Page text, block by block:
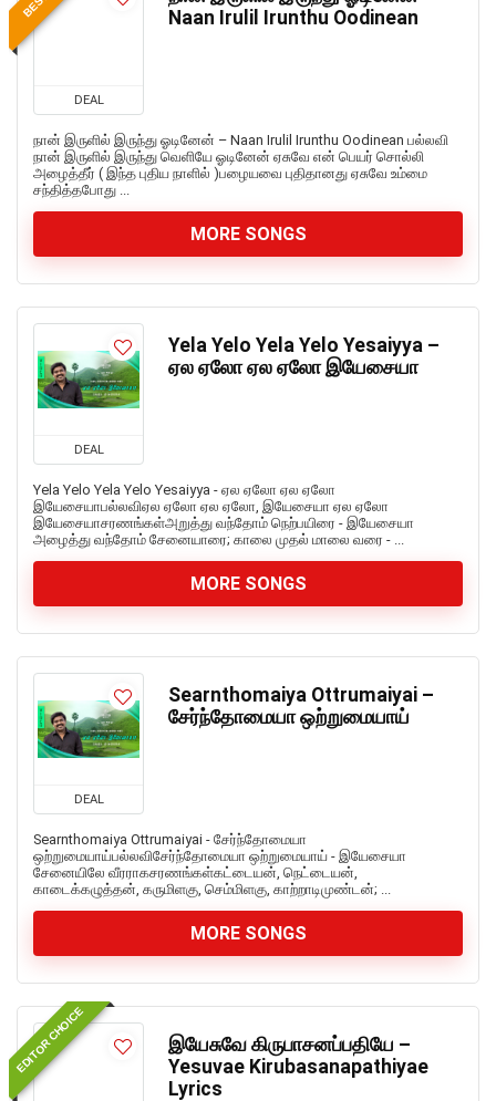
DEAL
Naan Irulil Irunthu Oodinean
நான் இருளில் இருந்து ஓடினேன் – Naan Irulil Irunthu Oodinean பல்லவி
நான் இருளில் இருந்து வெளியே ஓடினேன் ஏசுவே என் பெயர் சொல்லி
அழைத்தீர் ( இந்த புதிய நாளில் )பழையவை புதிதானது ஏசுவே உம்மை
சந்தித்தபோது ...
MORE SONGS
DEAL
Yela Yelo Yela Yelo Yesaiyya –
ஏல ஏலோ ஏல ஏலோ இயேசையா
Yela Yelo Yela Yelo Yesaiyya - ஏல ஏலோ ஏல ஏலோ
இயேசையாபல்லவிஏல ஏலோ ஏல ஏலோ, இயேசையா ஏல ஏலோ
இயேசையாசரணங்கள்அறுத்து வந்தோம் நெற்பயிரை - இயேசையா
அழைத்து வந்தோம் சேனையாரை; காலை முதல் மாலை வரை - ...
MORE SONGS
DEAL
Searnthomaiya Ottrumaiyai –
சேர்ந்தோமையா ஒற்றுமையாய்
Searnthomaiya Ottrumaiyai - சேர்ந்தோமையா
ஒற்றுமையாய்பல்லவிசேர்ந்தோமையா ஒற்றுமையாய் - இயேசையா
சேனையிலே வீரராகசரணங்கள்கட்டையன், நெட்டையன்,
காடைக்கழுத்தன், கருமிளகு, செம்மிளகு, காற்றாடிமுண்டன்; ...
MORE SONGS
EDITOR CHOICE
இயேசுவே கிருபாசனப்பதியே –
Yesuvae Kirubasanapathiyae
Lyrics